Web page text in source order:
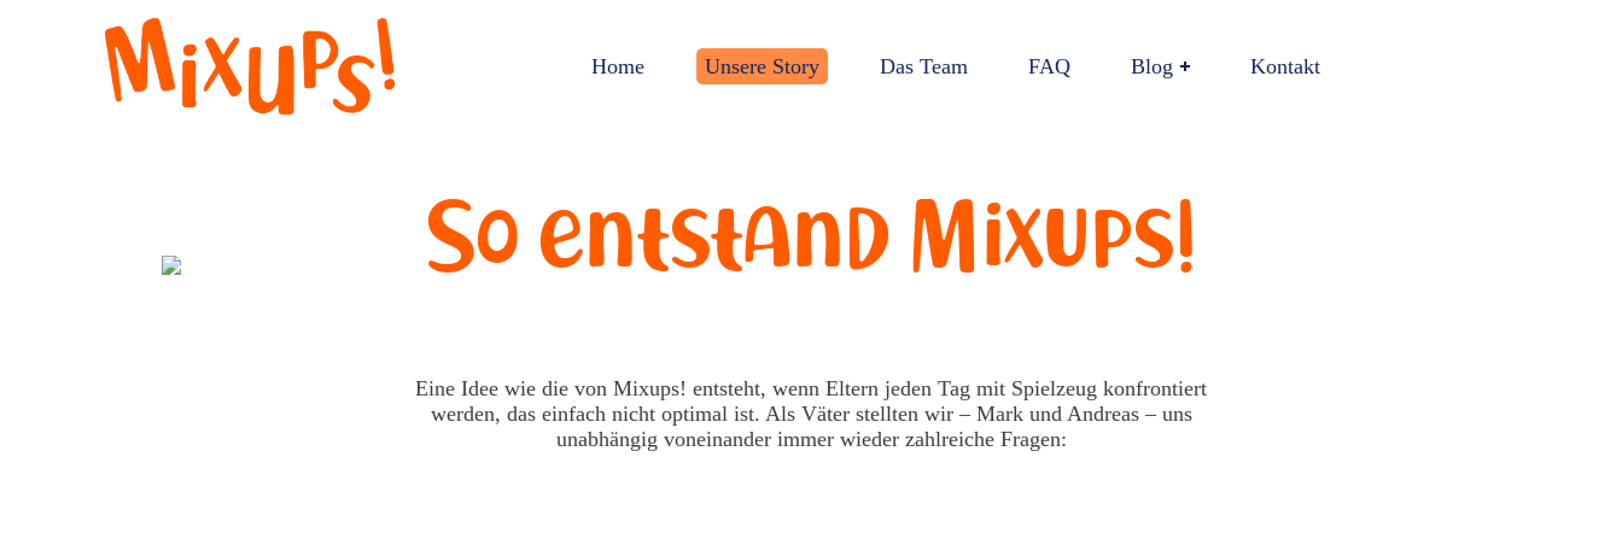
Home Unsere Story Das Team FAQ Blog Kontakt
So entstand Mixups!
Eine Idee wie die von Mixups! entsteht, wenn Eltern jeden Tag mit Spielzeug konfrontiert
werden, das einfach nicht optimal ist. Als Väter stellten wir – Mark und Andreas – uns
unabhängig voneinander immer wieder zahlreiche Fragen: